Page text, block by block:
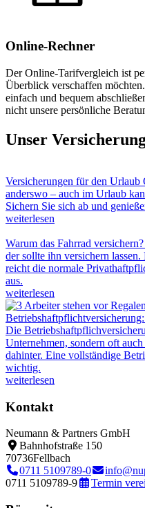
Online-Rechner
Der Online-Tarifvergleich ist
Überblick verschaffen
einfach und bequem
nicht unsere persönliche
Unser
Versicherungen für den Urlaub
anderswo – auch im Urlaub
Sichern Sie sich ab und
weiterlesen
Warum das Fahrrad versichern?
der sollte ihn versichern
reicht die normale
aus.
weiterlesen
Die
Unternehmen, sondern oft
dahinter. Eine vollständige
wichtig.
weiterlesen
Kontakt
Neumann & Partners GmbH
Bahnhofstraße 150
70736Fellbach
0711 5109789-0
0711 5109789-9
Termin